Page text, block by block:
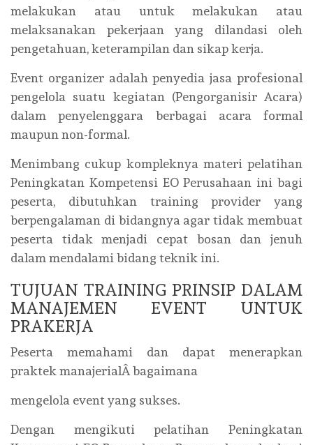
melakukan atau untuk melakukan atau
melaksanakan pekerjaan yang dilandasi oleh
pengetahuan, keterampilan dan sikap kerja.
Event organizer adalah penyedia jasa profesional
pengelola suatu kegiatan (Pengorganisir Acara)
dalam penyelenggara berbagai acara formal
maupun non-formal.
Menimbang cukup kompleknya materi pelatihan
Peningkatan Kompetensi EO Perusahaan ini bagi
peserta, dibutuhkan training provider yang
berpengalaman di bidangnya agar tidak membuat
peserta tidak menjadi cepat bosan dan jenuh
dalam mendalami bidang teknik ini.
TUJUAN TRAINING PRINSIP DALAM
MANAJEMEN EVENT UNTUK
PRAKERJA
Peserta memahami dan dapat menerapkan
praktek manajerialÂ bagaimana
mengelola event yang sukses.
Dengan mengikuti pelatihan Peningkatan